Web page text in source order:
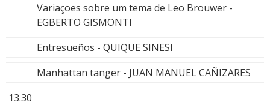
Variaçoes sobre um tema de Leo Brouwer -
EGBERTO GISMONTI
Entresueños - QUIQUE SINESI
Manhattan tanger - JUAN MANUEL CAÑIZARES
13.30